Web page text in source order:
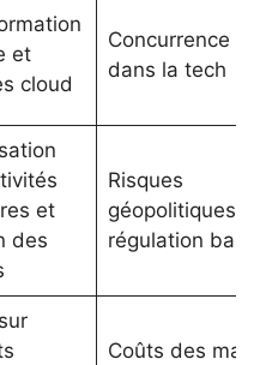
et
cloud
Concurrence
dans la tech
et
des
Risques
géopolitiques et
régulation
Coûts des